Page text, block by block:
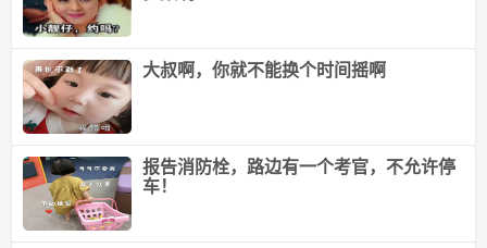
大叔啊，你就不能换个时间摇啊
报告消防栓，路边有一个考官，不允许停
车！